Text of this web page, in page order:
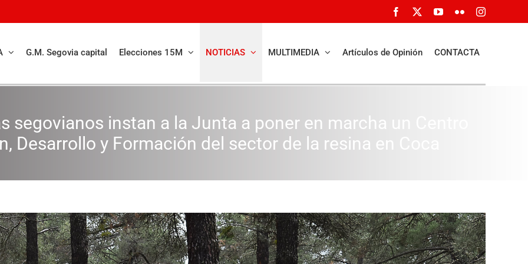
Facebook YouTube
FlickrInstagram
G.M. Segovia capital Elecciones 15M NOTICIAS MULTIMEDIA Artículos de Opinión CONTACTA
segovianos instan a la Junta a poner en marcha un Centro
Desarrollo y Formación del sector de la resina en Coca